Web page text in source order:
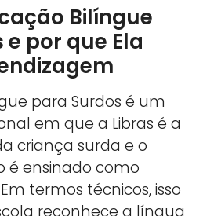
Bilíngue
por que Ela
para Surdos é um
em que a Libras é a
criança surda e o
é ensinado como
termos técnicos, isso